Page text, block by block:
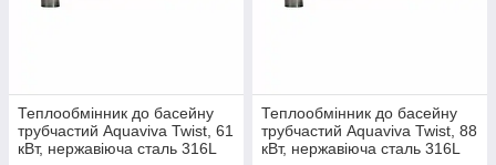
Теплообмінник до басейну
трубчастий Aquaviva Twist, 61
кВт, нержавіюча сталь 316L
Теплообмінник до басейну
трубчастий Aquaviva Twist, 88
кВт, нержавіюча сталь 316L